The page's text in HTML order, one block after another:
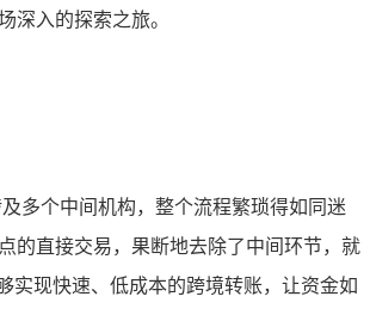
深入的探索之旅。
多个中间机构，整个流程繁琐得如同迷
的直接交易，果断地去除了中间环节，就
实现快速、低成本的跨境转账，让资金如